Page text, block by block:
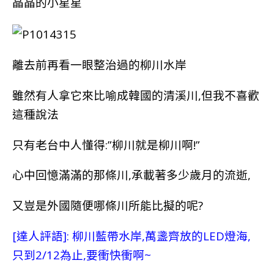
離去前再看一眼整治過的柳川水岸
雖然有人拿它來比喻成韓國的清溪川,但我不喜歡
這種說法
只有老台中人懂得:”柳川就是柳川啊!”
心中回憶滿滿的那條川,承載著多少歲月的流逝,
又豈是外國隨便哪條川所能比擬的呢?
[達人評語]: 柳川藍帶水岸,萬盞齊放的LED燈海,
只到2/12為止,要衝快衝啊~